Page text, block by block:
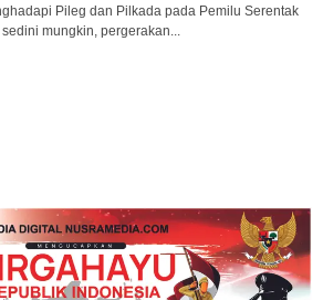
Pileg dan Pilkada pada Pemilu Serentak
mungkin, pergerakan...